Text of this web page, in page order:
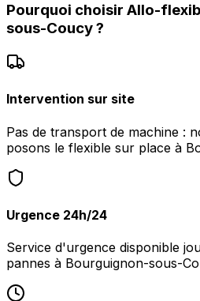
Pourquoi choisir Allo-
sous-Coucy?
Intervention sur site
Pas de transport de machine :
posons le flexible sur place à
Urgence 24h/24
Service d'urgence disponible
pannes à Bourguignon-sous-